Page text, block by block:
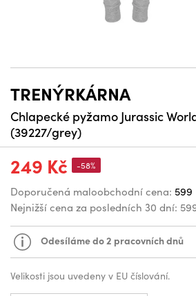
TRENÝRKÁRNA
Chlapecké pyžamo Jurassic
(39227/grey)
249 Kč -58%
Doporučená maloobchodní cena: 599
Nejnižší cena za posledních 30 dní:
Odesíláme do 2 pracovních dnů
Velikosti jsou uvedeny v EU číslování.